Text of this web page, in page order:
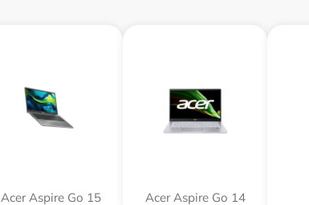
Acer Aspire Go 15 Acer Aspire Go 14